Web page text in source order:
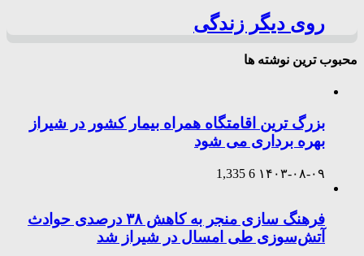
روی دیگر زندگی
محبوب ترین نوشته ها
بزرگ ترین اقامتگاه همراه بیمار کشور در شیراز
بهره برداری می شود
۱۴۰۳-۰۸-۰۹ 6
1,335
فرهنگ سازی منجر به کاهش ۳۸ درصدی حوادث
آتش‌سوزی طی امسال در شیراز شد